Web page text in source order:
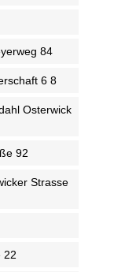
84
6 8
Osterwick
92
Strasse
22